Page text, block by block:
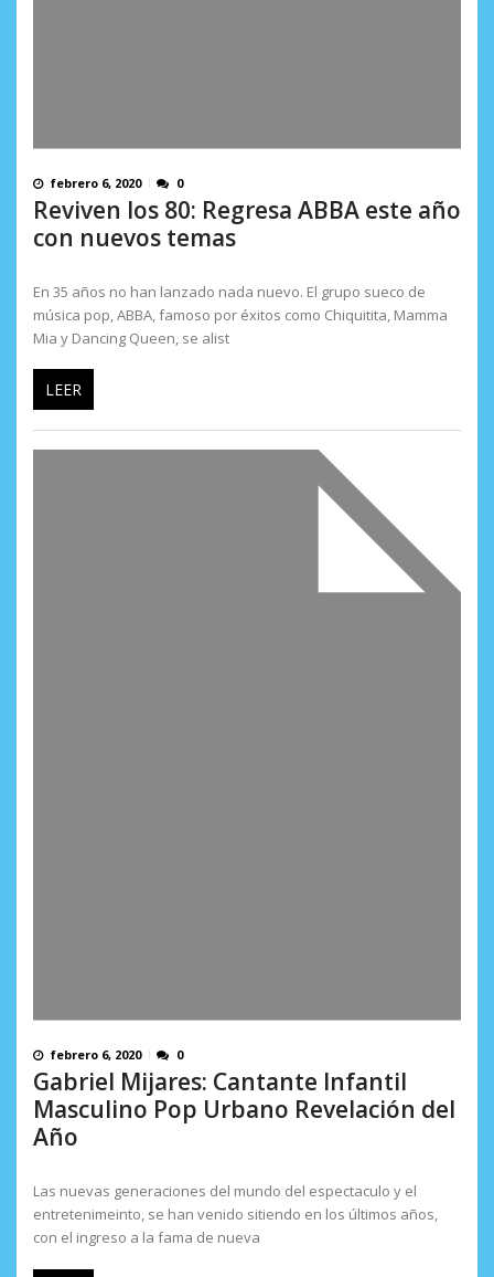
febrero 6, 2020 0
Reviven los 80: Regresa ABBA este año
con nuevos temas
En 35 años no han lanzado nada nuevo. El grupo sueco de
música pop, ABBA, famoso por éxitos como Chiquitita, Mamma
Mia y Dancing Queen, se alist
LEER
febrero 6, 2020 0
Gabriel Mijares: Cantante Infantil
Masculino Pop Urbano Revelación del
Año
Las nuevas generaciones del mundo del espectaculo y el
entretenimeinto, se han venido sitiendo en los últimos años,
con el ingreso a la fama de nueva